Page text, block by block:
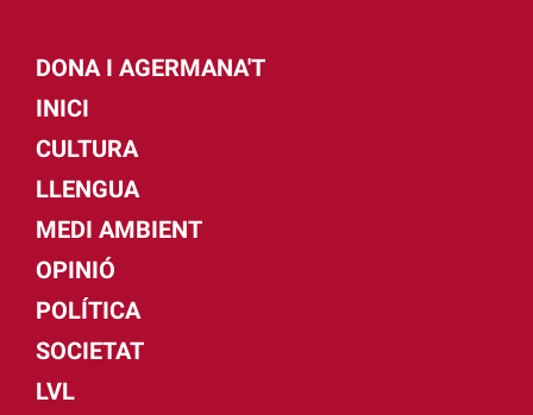
DONA I AGERMANA'T
INICI
CULTURA
LLENGUA
MEDI AMBIENT
OPINIÓ
POLÍTICA
SOCIETAT
LVL